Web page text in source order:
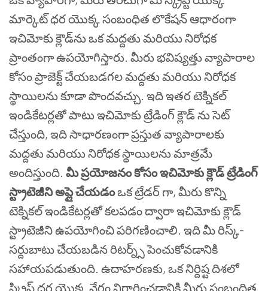
మార్కెట్ ధర యొక్క సంబంధిత లొకేషన్ ఆధారంగా
ఇచిమోకు క్లౌడ్‌ను ఒక మద్దతు మరియు నిరోధక
ప్రాంతంగా ఉపయోగిస్తారు. మీరు భవిష్యత్తు వ్యాపారాల
కోసం ప్రాజెక్ట్ చేయబడగల మద్దతు మరియు నిరోధక
స్థాయిలను కూడా పొందవచ్చు. ఇది ఇతర టెక్నికల్
ఇండికేటర్లతో పాటు ఇచిమోకు ట్రేడింగ్ క్లౌడ్ ను సెట్
చేస్తుంది, ఇది సాధారణంగా ప్రస్తుత వ్యాపారాలకు
మద్దతు మరియు నిరోధక స్థాయిలను మాత్రమే
అందిస్తుంది. మీ ప్రయోజనం కోసం ఇచిమోకు క్లౌడ్ ట్రేడింగ్
స్ట్రాటెజీని అప్లై చేయడంఒక ట్రేడర్ గా, మీరు కొన్ని
టెక్నికల్ ఇండికేటర్లతో కలపడం ద్వారా ఇచిమోకు క్లౌడ్
స్ట్రాటెజీని ఉపయోగించి పరిగణించాలి. ఇది మీ రిస్క్-
సర్దుబాటు చేయబడిన రిటర్న్స్ పెంచుకోవడానికి
సహాయపడుతుంది. ఉదాహరణకు, ఒక నిర్దిష్ట దిశలో
స్క్రిప్ట్ ధర యొక్క వేగం నిర్ధారించడానికి మీరు సంబంధిత